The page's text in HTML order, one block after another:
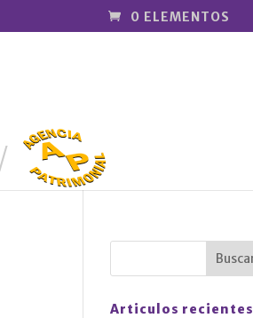
0 ELEMENTOS
AGENCIA
PATRIMONI
AL
Articulos recientes